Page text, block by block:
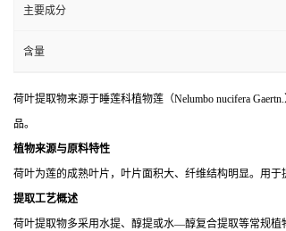
主要成分
含量
荷叶提取物来源于睡莲科植物莲（Nelumbo nucifera
品。
植物来源与原料特性
荷叶为莲的成熟叶片，叶片面积大、纤维结构明显。用
提取工艺概述
荷叶提取物多采用水提、醇提或水—醇复合提取等常规植